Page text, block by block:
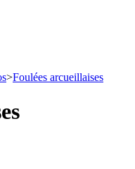
>Foulées arcueillaises